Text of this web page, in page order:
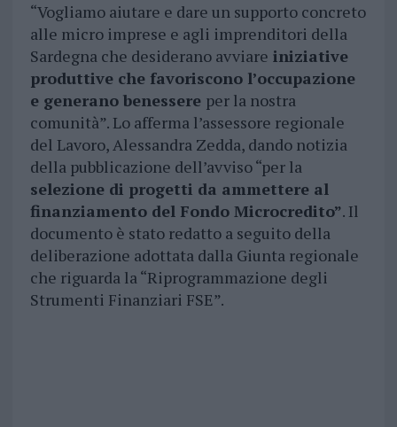
“Vogliamo aiutare e dare un supporto concreto
alle micro imprese e agli imprenditori della
Sardegna che desiderano avviare iniziative
produttive che favoriscono l’occupazione
e generano benessere per la nostra
comunità”. Lo afferma l’assessore regionale
del Lavoro, Alessandra Zedda, dando notizia
della pubblicazione dell’avviso “per la
selezione di progetti da ammettere al
finanziamento del Fondo Microcredito”. Il
documento è stato redatto a seguito della
deliberazione adottata dalla Giunta regionale
che riguarda la “Riprogrammazione degli
Strumenti Finanziari FSE”.